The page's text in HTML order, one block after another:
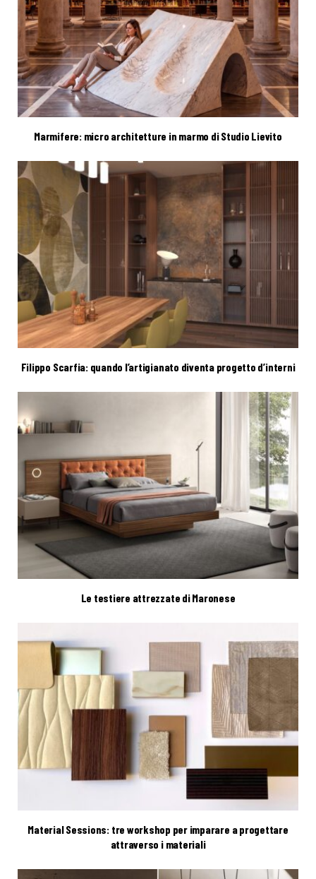
Marmifere: micro architetture in marmo di Studio Lievito
Filippo Scarfia: quando l’artigianato diventa progetto d’interni
Le testiere attrezzate di Maronese
Material Sessions: tre workshop per imparare a progettare
attraverso i materiali